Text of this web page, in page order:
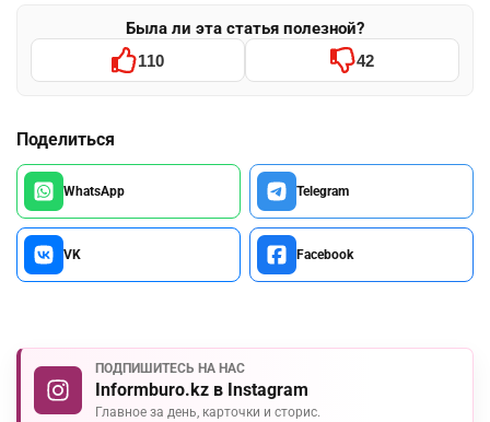
Была ли эта статья полезной?
110 42
Поделиться
WhatsApp Telegram
VK Facebook
ПОДПИШИТЕСЬ НА НАС
Informburo.kz в Instagram
Главное за день, карточки и сторис.